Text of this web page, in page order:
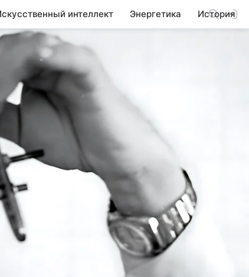
интеллект Энергетика История